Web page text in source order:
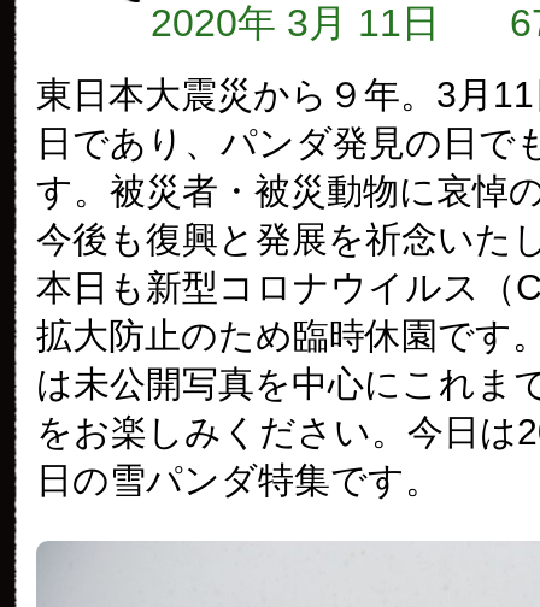
2020年 3月 11日
東日本大震災から９年。3月
日であり、パンダ発見の日で
す。被災者・被災動物に哀悼
今後も復興と発展を祈念いた
本日も新型コロナウイルス（
拡大防止のため臨時休園です
は未公開写真を中心にこれま
をお楽しみください。今日は
日の雪パンダ特集です。